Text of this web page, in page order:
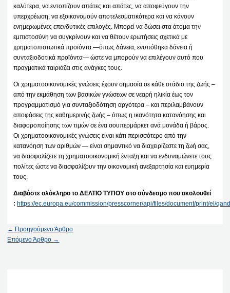
καλύτερα, να εντοπίζουν απάτες και απάτες, να αποφεύγουν την
υπερχρέωση, να εξοικονομούν αποτελεσματικότερα και να κάνουν
ενημερωμένες επενδυτικές επιλογές. Μπορεί να δώσει στα άτομα την
εμπιστοσύνη να συγκρίνουν και να θέτουν ερωτήσεις σχετικά με
χρηματοπιστωτικά προϊόντα —όπως δάνεια, ενυπόθηκα δάνεια ή
συνταξιοδοτικά προϊόντα— ώστε να μπορούν να επιλέγουν αυτό που
πραγματικά ταιριάζει στις ανάγκες τους.
Οι χρηματοοικονομικές γνώσεις έχουν σημασία σε κάθε στάδιο της ζωής –
από την εκμάθηση των βασικών γνώσεων σε νεαρή ηλικία έως τον
προγραμματισμό για συνταξιοδότηση αργότερα – και περιλαμβάνουν
αποφάσεις της καθημερινής ζωής – όπως η ικανότητα κατανόησης και
διαφοροποίησης των τιμών σε ένα σουπερμάρκετ ανά μονάδα ή βάρος.
Οι χρηματοοικονομικές γνώσεις είναι κάτι περισσότερο από την
κατανόηση των αριθμών — είναι σημαντικό να διαχειρίζεστε τη ζωή σας,
να διασφαλίζετε τη χρηματοοικονομική ένταξη και να ενδυναμώνετε τους
πολίτες ώστε να διασφαλίζουν την οικονομική ανεξαρτησία και ευημερία
τους.
Διαβάστε ολόκληρο το ΔΕΛΤΙΟ ΤΥΠΟΥ στο σύνδεσμο που ακολουθεί
: https://ec.europa.eu/commission/presscorner/api/files/document/print/el/
← Προηγούμενο Άρθρο
Επόμενο Άρθρο →